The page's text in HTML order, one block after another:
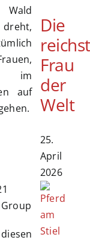
auf
Die
Frau
der
Welt
25.
April
2026